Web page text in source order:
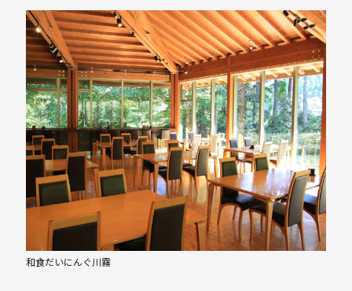
和食だいにんぐ川霧